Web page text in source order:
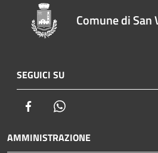
Comune di San
SEGUICI SU
Facebook
AMMINISTRAZIONE